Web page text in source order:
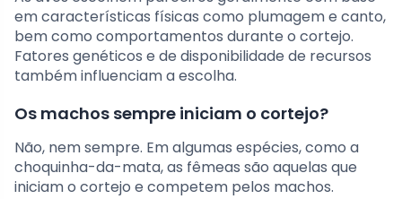
em características físicas como plumagem e canto,
bem como comportamentos durante o cortejo.
Fatores genéticos e de disponibilidade de recursos
também influenciam a escolha.
Os machos sempre iniciam o cortejo?
Não, nem sempre. Em algumas espécies, como a
choquinha-da-mata, as fêmeas são aquelas que
iniciam o cortejo e competem pelos machos.